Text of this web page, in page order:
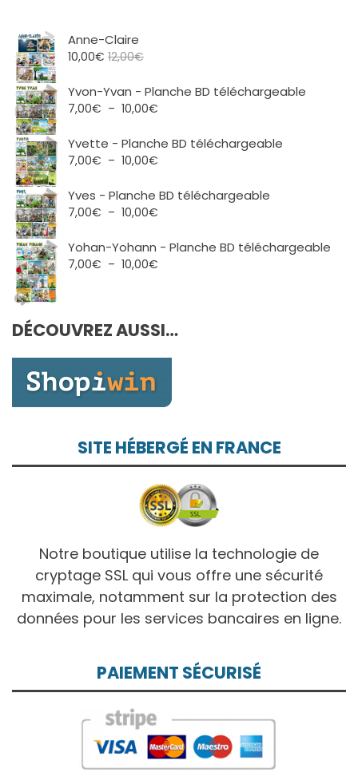
Anne-Claire
10,00€ 12,00€
Yvon-Yvan - Planche BD téléchargeable
7,00€ – 10,00€
prix :
10,00€
Yvette - Planche BD téléchargeable
7,00€ – 10,00€
prix :
10,00€
Yves - Planche BD téléchargeable
7,00€ – 10,00€
prix :
Yohan-Yohann - Planche BD téléchargeable
7,00€ – 10,00€
à
DÉCOUVREZ AUSSI…
SITE HÉBERGÉ EN FRANCE
Notre boutique utilise la technologie de
cryptage SSL qui vous offre une sécurité
maximale, notamment sur la protection des
données pour les services bancaires en ligne.
PAIEMENT SÉCURISÉ